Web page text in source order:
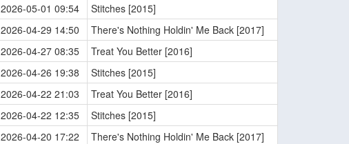
2026-05-01 09:54
Stitches [2015]
2026-04-29 14:50
There's Nothing Holdin' Me Back [2017]
2026-04-27 08:35
Treat You Better [2016]
2026-04-26 19:38
Stitches [2015]
2026-04-22 21:03
Treat You Better [2016]
2026-04-22 12:35
Stitches [2015]
2026-04-20 17:22
There's Nothing Holdin' Me Back [2017]